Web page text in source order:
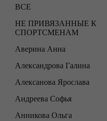
ВСЕ
НЕ ПРИВЯЗАННЫЕ К
СПОРТСМЕНАМ
Аверина Анна
Александрова Галина
Алексанова Ярослава
Андреева Софья
Анникова Ольга